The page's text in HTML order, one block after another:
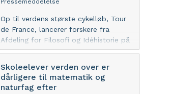
Pressemeddelelse
Op til verdens største cykelløb, Tour
de France, lancerer forskere fra
Afdeling for Filosofi og Idéhistorie på
Aarhus Universitet en ny podcast, der
de store spørgsmål om mennesket.
Skoleelever verden over er
dårligere til matematik og
naturfag efter